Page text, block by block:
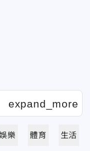
樂 體育 生活